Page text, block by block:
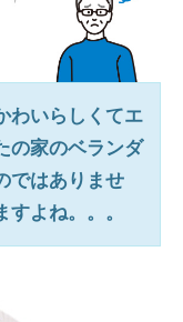
わいらしくてエ
の家のベランダ
ではありませ
よね。。。